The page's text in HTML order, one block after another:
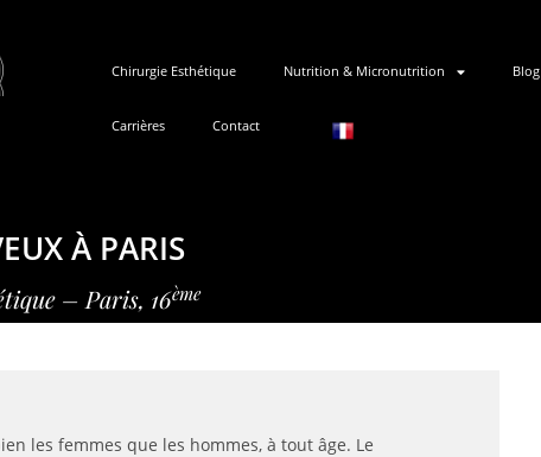
Chirurgie Esthétique Nutrition & Micronutrition Blog
Carrières Contact
À PARIS
– Paris, 16ème
les femmes que les hommes, à tout âge. Le